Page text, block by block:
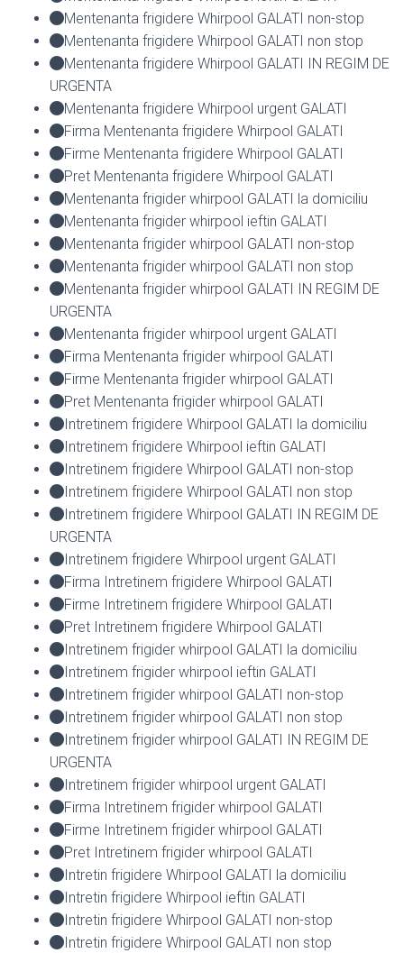
Mentenanta frigidere Whirpool GALATI non-stop
Mentenanta frigidere Whirpool GALATI non stop
Mentenanta frigidere Whirpool GALATI IN REGIM DE
URGENTA
Mentenanta frigidere Whirpool urgent GALATI
Firma Mentenanta frigidere Whirpool GALATI
Firme Mentenanta frigidere Whirpool GALATI
Pret Mentenanta frigidere Whirpool GALATI
Mentenanta frigider whirpool GALATI la domiciliu
Mentenanta frigider whirpool ieftin GALATI
Mentenanta frigider whirpool GALATI non-stop
Mentenanta frigider whirpool GALATI non stop
Mentenanta frigider whirpool GALATI IN REGIM DE
URGENTA
Mentenanta frigider whirpool urgent GALATI
Firma Mentenanta frigider whirpool GALATI
Firme Mentenanta frigider whirpool GALATI
Pret Mentenanta frigider whirpool GALATI
Intretinem frigidere Whirpool GALATI la domiciliu
Intretinem frigidere Whirpool ieftin GALATI
Intretinem frigidere Whirpool GALATI non-stop
Intretinem frigidere Whirpool GALATI non stop
Intretinem frigidere Whirpool GALATI IN REGIM DE
URGENTA
Intretinem frigidere Whirpool urgent GALATI
Firma Intretinem frigidere Whirpool GALATI
Firme Intretinem frigidere Whirpool GALATI
Pret Intretinem frigidere Whirpool GALATI
Intretinem frigider whirpool GALATI la domiciliu
Intretinem frigider whirpool ieftin GALATI
Intretinem frigider whirpool GALATI non-stop
Intretinem frigider whirpool GALATI non stop
Intretinem frigider whirpool GALATI IN REGIM DE
URGENTA
Intretinem frigider whirpool urgent GALATI
Firma Intretinem frigider whirpool GALATI
Firme Intretinem frigider whirpool GALATI
Pret Intretinem frigider whirpool GALATI
Intretin frigidere Whirpool GALATI la domiciliu
Intretin frigidere Whirpool ieftin GALATI
Intretin frigidere Whirpool GALATI non-stop
Intretin frigidere Whirpool GALATI non stop